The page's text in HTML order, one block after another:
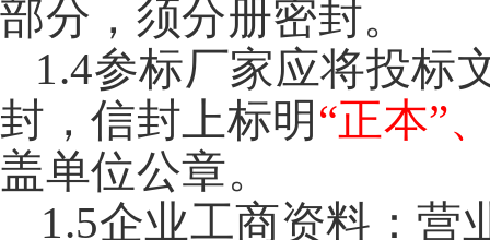
部分，须分册密封。
1.4参标厂家应将投标
封，信封上标明 “正本”
盖单位公章。
1.5企业工商资料：营